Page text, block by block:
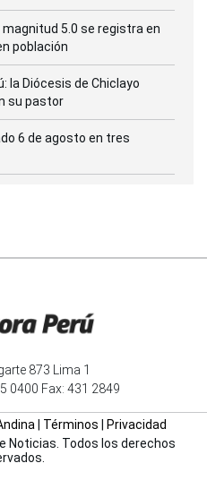
5.0 se registra en
población
la Diócesis de Chiclayo
su pastor
6 de agosto en tres
873 Lima 1
0400 Fax: 431 2849
| Términos | Privacidad
Noticias. Todos los derechos